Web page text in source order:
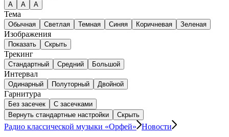
А A A
Тема
Обычная Светлая Темная Синяя Коричневая Зеленая
Изображения
Показать Скрыть
Трекинг
Стандартный Средний Большой
Интервал
Одинарный Полуторный Двойной
Гарнитура
Без засечек
С засечками
Вернуть стандартные настройки
Скрыть
Радио классической музыки «Орфей» Новости